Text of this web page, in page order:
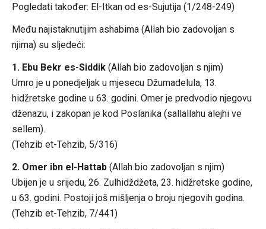
Pogledati također: El-Itkan od es-Sujutija (1/248-249)
Među najistaknutijim ashabima (Allah bio zadovoljan s
njima) su sljedeći:
1. Ebu Bekr es-Siddik(Allah bio zadovoljan s njim)
Umro je u ponedjeljak u mjesecu Džumadelula, 13.
hidžretske godine u 63. godini. Omer je predvodio njegovu
dženazu, i zakopan je kod Poslanika (sallallahu alejhi ve
sellem).
(Tehzib et-Tehzib, 5/316)
2. Omer ibn el-Hattab(Allah bio zadovoljan s njim)
Ubijen je u srijedu, 26. Zulhidždžeta, 23. hidžretske godine,
u 63. godini. Postoji još mišljenja o broju njegovih godina.
(Tehzib et-Tehzib, 7/441)